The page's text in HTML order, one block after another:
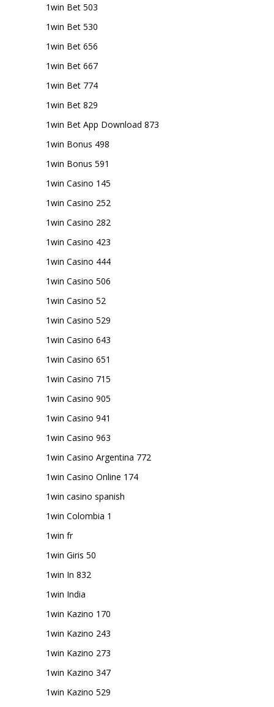
1win Bet 503
1win Bet 530
1win Bet 656
1win Bet 667
1win Bet 774
1win Bet 829
1win Bet App Download 873
1win Bonus 498
1win Bonus 591
1win Casino 145
1win Casino 252
1win Casino 282
1win Casino 423
1win Casino 444
1win Casino 506
1win Casino 52
1win Casino 529
1win Casino 643
1win Casino 651
1win Casino 715
1win Casino 905
1win Casino 941
1win Casino 963
1win Casino Argentina 772
1win Casino Online 174
1win casino spanish
1win Colombia 1
1win fr
1win Giris 50
1win In 832
1win India
1win Kazino 170
1win Kazino 243
1win Kazino 273
1win Kazino 347
1win Kazino 529